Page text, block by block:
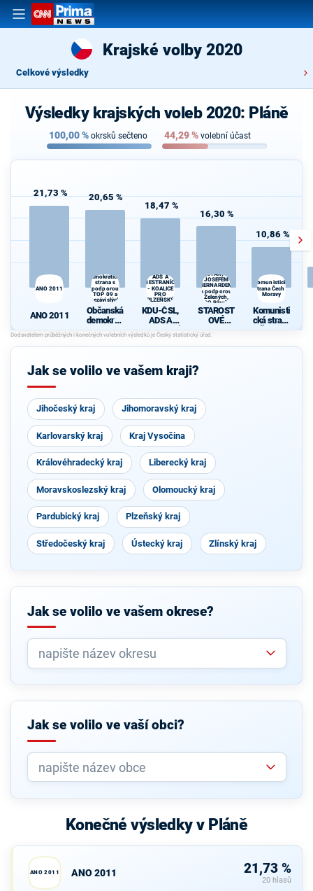
Krajské volby 2020
Celkové výsledky
Výsledky krajských voleb 2020: Pláně
100,00% okrsků sečteno 44,29% volební účast
21,73 %
ANO 2011
ANO 2011
20,65 %
demokratická
strana s
podporou
TOP 09 a
nezávislých
starostů
Občanská
demokrati
cká strana
s podporou
TOP 09 a
h starostů
18,47 %
ADS A
NESTRANÍCI
- KOALICE
PRO
PLZEŇSKÝ
KRAJ
KDU-ČSL,
ADS A
NESTRANÍ
CI -
KOALICE
PLZEŇSK
16,30 %
(STAN) s
JOSEFEM
BERNARDEM
a podporou
Zelených,
PRO Plzeň a
Idealistů
STAROST
OVÉ
(STAN) s
JOSEFEM
BERNARD
a Idealistů
10,86 %
Komunistická
strana Čech a
Moravy
Komunisti
cká strana
Čech a
Jak se volilo ve vašem kraji?
Jihočeský kraj Jihomoravský kraj
Karlovarský kraj Kraj Vysočina
Královéhradecký kraj Liberecký kraj
Moravskoslezský kraj Olomoucký kraj
Pardubický kraj Plzeňský kraj
Středočeský kraj Ústecký kraj Zlínský kraj
Jak se volilo ve vašem okrese?
Jak se volilo ve vaší obci?
Konečné výsledky v Pláně
ANO 2011 ANO 2011 21,73 %
20 hlasů